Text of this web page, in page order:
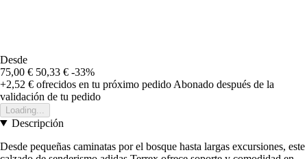
Desde
75,00 € 50,33 € -33%
+2,52 € ofrecidos en tu próximo pedido Abonado después de la
validación de tu pedido
Loading...
Descripción
Desde pequeñas caminatas por el bosque hasta largas excursiones, este